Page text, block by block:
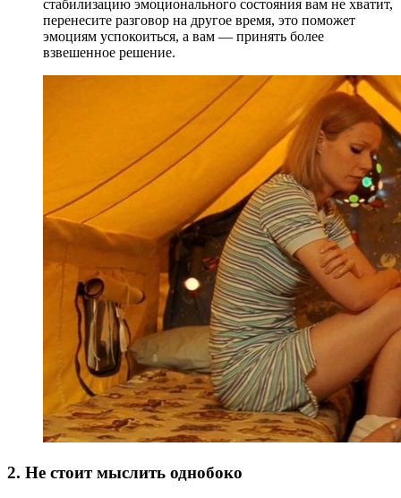
стабилизацию эмоционального состояния вам не хватит,
перенесите разговор на другое время, это поможет
эмоциям успокоиться, а вам — принять более
взвешенное решение.
2. Не стоит мыслить однобоко